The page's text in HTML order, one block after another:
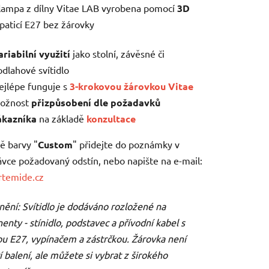
z dílny Vitae LAB vyrobena pomocí3D
E27 bez žárovky
využití jako stolní, závěsné či
svítidlo
funguje s 3-krokovou žárovkou Vitae
přizpůsobení dle požadavků
na základě konzultace
barvy "Custom" přidejte do poznámky v
požadovaný odstín, nebo napište na e-mail:
Svítidlo je dodáváno rozložené na
- stínidlo, podstavec a přívodní kabel s
E27, vypínačem a zástrčkou. Žárovka není
balení, ale můžete si vybrat z širokého